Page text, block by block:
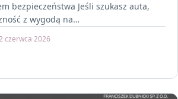
bezpieczeństwa Jeśli szukasz auta,
z wygodą na…
czerwca 2026